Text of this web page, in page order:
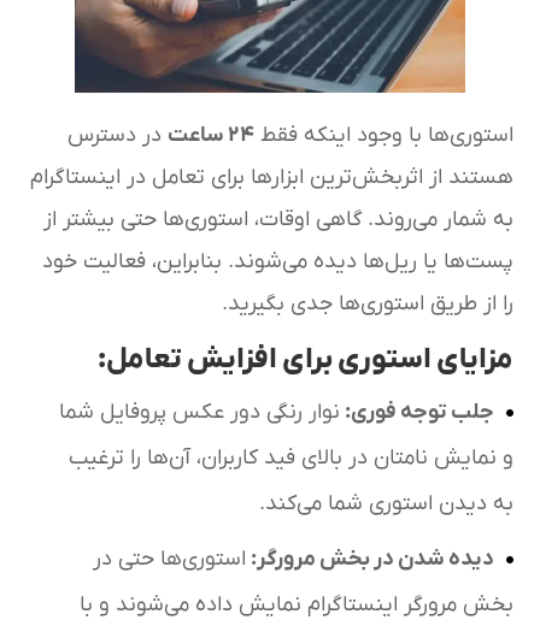
استوری‌ها با وجود اینکه فقط۲۴ ساعت در دسترس
هستند از اثربخش‌ترین ابزارها برای تعامل در اینستاگرام
به شمار می‌روند. گاهی اوقات، استوری‌ها حتی بیشتر از
پست‌ها یا ریل‌ها دیده می‌شوند. بنابراین، فعالیت خود
را از طریق استوری‌ها جدی بگیرید.
مزایای استوری برای افزایش تعامل:
جلب توجه فوری: نوار رنگی دور عکس پروفایل شما
و نمایش نامتان در بالای فید کاربران، آن‌ها را ترغیب
به دیدن استوری شما می‌کند.
دیده شدن در بخش مرورگر: استوری‌ها حتی در
بخش مرورگر اینستاگرام نمایش داده می‌شوند و با